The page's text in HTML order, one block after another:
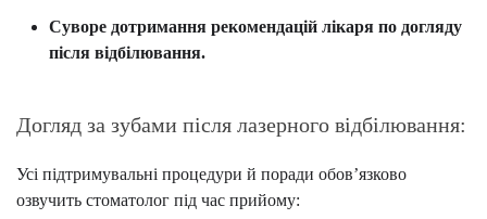
Суворе дотримання рекомендацій лікаря по догляду
після відбілювання.
Догляд за зубами після лазерного відбілювання:
Усі підтримувальні процедури й поради обов’язково
озвучить стоматолог під час прийому: